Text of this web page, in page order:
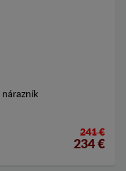
241 €
234 €